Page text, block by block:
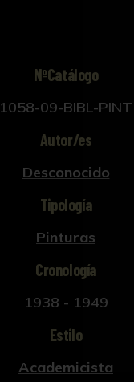
NºCatálogo
1058-09-BIBL-PINT
Autor/es
Desconocido
Tipología
Pinturas
Cronología
1938 - 1949
Estilo
Academicista